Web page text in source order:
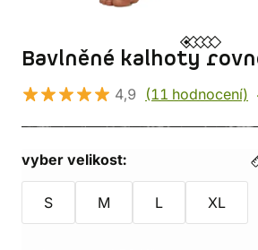
Bavlněné kalhoty
4,9 (11 hodnocení)
vyber velikost:
S M L XL